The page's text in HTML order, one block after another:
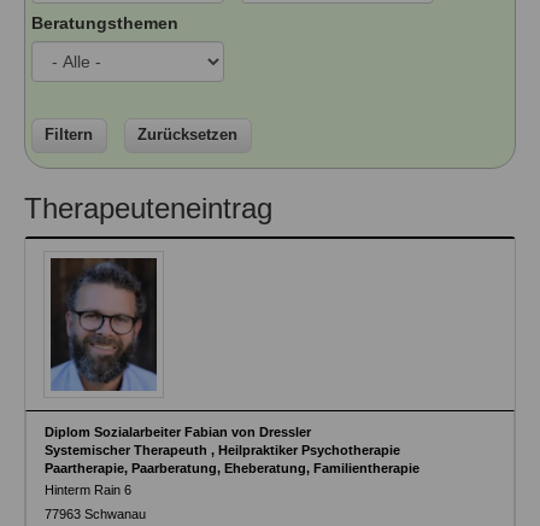
Qualitätssicherung
Qualität unserer Therapeuten
Familienthemen
Veranstaltungen
Seminare und Kurse
Fortbildungen
Ausbildungsinstitute
Information über Qualifikation
Liste der Fachverbände
vergessen?
Anmelden
Sitemap
Links
Formular zur Registrierung
Beratungsthemen
Filtern Zurücksetzen
Therapeuteneintrag
Diplom Sozialarbeiter Fabian von Dressler
Systemischer Therapeuth , Heilpraktiker Psychotherapie
Paartherapie, Paarberatung, Eheberatung, Familientherapie
Hinterm Rain 6
77963 Schwanau